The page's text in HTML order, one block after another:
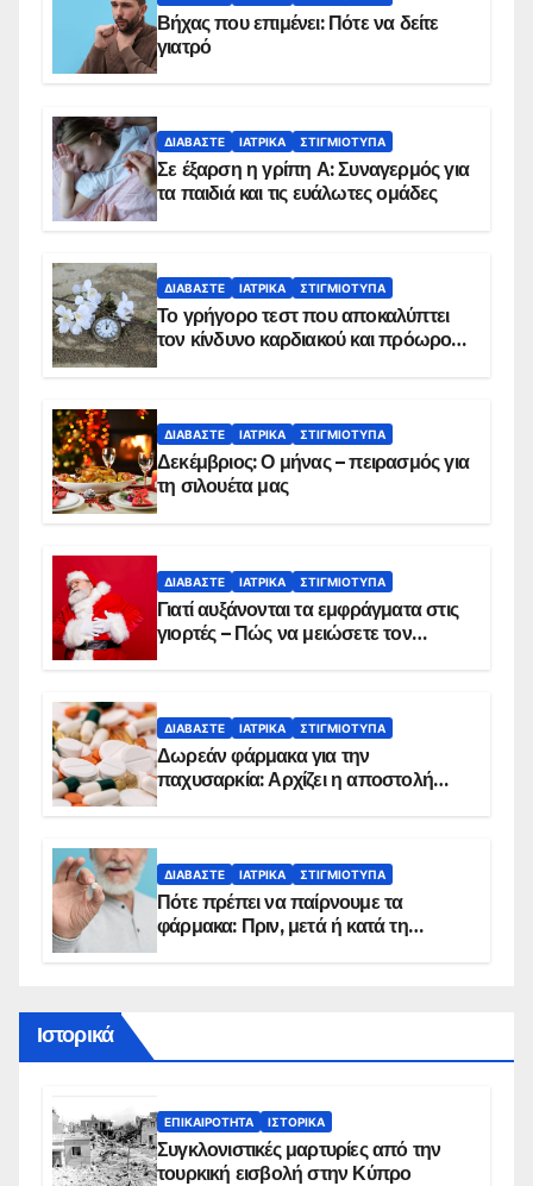
Βήχας που επιμένει: Πότε να δείτε
γιατρό
ΔΙΑΒΆΣΤΕ ΙΑΤΡΙΚΆ ΣΤΙΓΜΙΌΤΥΠΑ
Σε έξαρση η γρίπη Α: Συναγερμός για
τα παιδιά και τις ευάλωτες ομάδες
ΔΙΑΒΆΣΤΕ ΙΑΤΡΙΚΆ ΣΤΙΓΜΙΌΤΥΠΑ
Το γρήγορο τεστ που αποκαλύπτει
τον κίνδυνο καρδιακού και πρόωρου
ΔΙΑΒΆΣΤΕ ΙΑΤΡΙΚΆ ΣΤΙΓΜΙΌΤΥΠΑ
Δεκέμβριος: Ο μήνας – πειρασμός για
τη σιλουέτα μας
ΔΙΑΒΆΣΤΕ ΙΑΤΡΙΚΆ ΣΤΙΓΜΙΌΤΥΠΑ
Γιατί αυξάνονται τα εμφράγματα στις
γιορτές – Πώς να μειώσετε τον
ΔΙΑΒΆΣΤΕ ΙΑΤΡΙΚΆ ΣΤΙΓΜΙΌΤΥΠΑ
Δωρεάν φάρμακα για την
παχυσαρκία: Αρχίζει η αποστολή
ΔΙΑΒΆΣΤΕ ΙΑΤΡΙΚΆ ΣΤΙΓΜΙΌΤΥΠΑ
Πότε πρέπει να παίρνουμε τα
φάρμακα: Πριν, μετά ή κατά τη
Ιστορικά
ΕΠΙΚΑΙΡΌΤΗΤΑ ΙΣΤΟΡΙΚΆ
Συγκλονιστικές μαρτυρίες από την
τουρκική εισβολή στην Κύπρο